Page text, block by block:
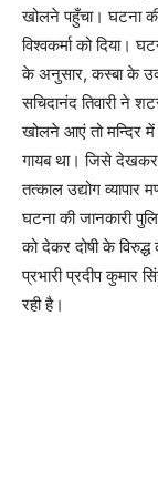
खोलने पहुँचा। घटना
विश्वकर्मा को दिया।
के अनुसार, कस्बा के उक्त
सचिदानंद तिवारी ने
खोलने आएं तो मन्दिर में
गायब था। जिसे देखकर
तत्काल उद्योग व्यापार
घटना की जानकारी
को देकर दोषी के
प्रभारी प्रदीप कुमार
रही है।